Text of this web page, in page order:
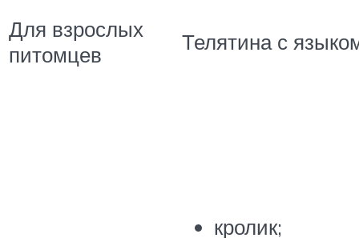
Для взрослых
питомцев
Телятина с
кролик;